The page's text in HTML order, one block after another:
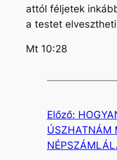
attól féljetek
a testet
Mt 10:28
Előző:
ÚSZHATNÁM